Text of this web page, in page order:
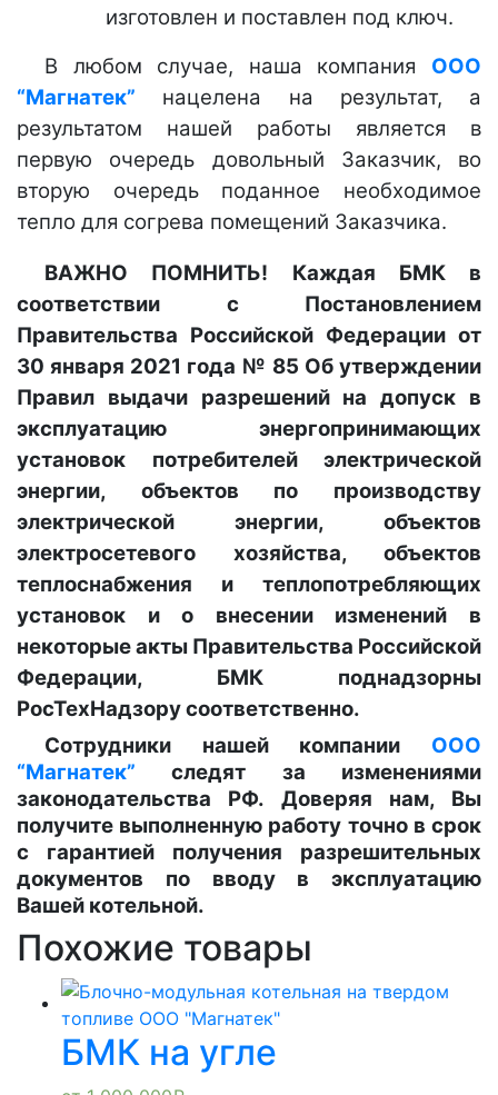
изготовлен и поставлен под ключ.
В любом случае, наша компания ООО
“Магнатек” нацелена на результат, а
результатом нашей работы является в
первую очередь довольный Заказчик, во
вторую очередь поданное необходимое
тепло для согрева помещений Заказчика.
ВАЖНО ПОМНИТЬ! Каждая БМК в
соответствии с Постановлением
Правительства Российской Федерации от
30 января 2021 года № 85 Об утверждении
Правил выдачи разрешений на допуск в
эксплуатацию энергопринимающих
установок потребителей электрической
энергии, объектов по производству
электрической энергии, объектов
электросетевого хозяйства, объектов
теплоснабжения и теплопотребляющих
установок и о внесении изменений в
некоторые акты Правительства Российской
Федерации, БМК поднадзорны
РосТехНадзору соответственно.
Сотрудники нашей компании ООО
“Магнатек” следят за изменениями
законодательства РФ. Доверяя нам, Вы
получите выполненную работу точно в срок
с гарантией получения разрешительных
документов по вводу в эксплуатацию
Вашей котельной.
Похожие товары
БМК на угле